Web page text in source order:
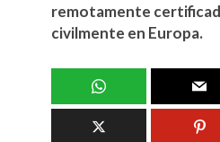
remotamente
civilmente en Europa.